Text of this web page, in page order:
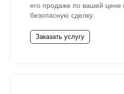
его продаже по вашей цене
безопасную сделку.
Заказать услугу